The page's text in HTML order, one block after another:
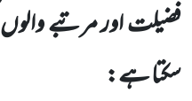
فضیلت اور مرتبے والوں
سکتا ہے: